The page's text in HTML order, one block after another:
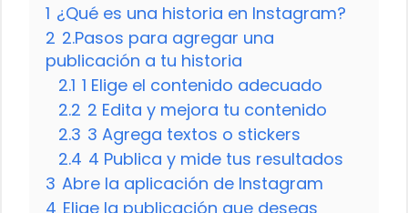
1 ¿Qué es una historia en Instagram?
2 2.Pasos para agregar una
publicación a tu historia
2.1 1 Elige el contenido adecuado
2.2 2 Edita y mejora tu contenido
2.3 3 Agrega textos o stickers
2.4 4 Publica y mide tus resultados
3 Abre la aplicación de Instagram
4 Elige la publicación que deseas